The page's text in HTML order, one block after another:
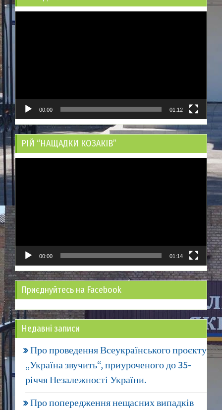
00:00 01:12
РІЙ “НАЩАДКИ КОЗАКІВ”
00:00 01:14
Приєднуйтесь на Facebook
Недавні записи
Про проведення Всеукраїнського проєкту
„Україна звучить“, приуроченого до 35-
річчя Незалежності України.
Про попередження нещасних випадків